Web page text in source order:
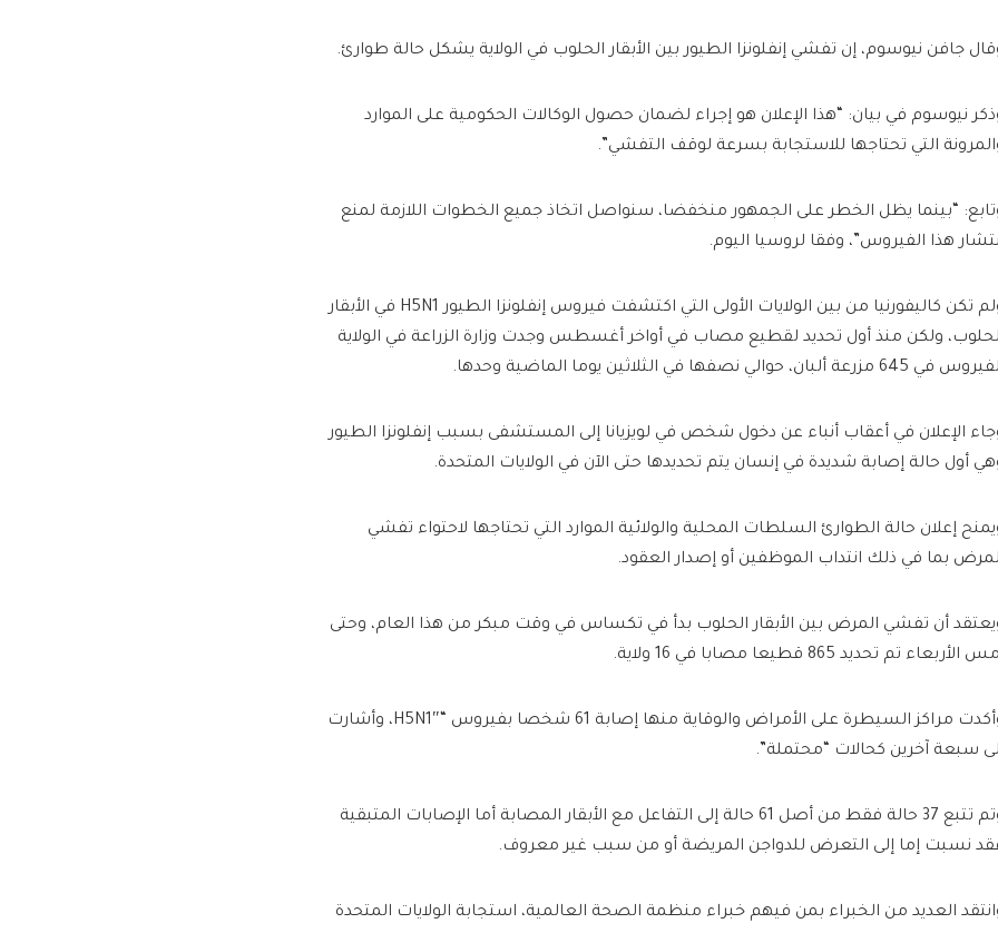
جافن نيوسوم، إن تفشي إنفلونزا الطيور بين الأبقار الحلوب في الولاية يشكل حالة طوارئ.
نيوسوم في بيان: “هذا الإعلان هو إجراء لضمان حصول الوكالات الحكومية على الموارد
التي تحتاجها للاستجابة بسرعة لوقف التفشي”.
“بينما يظل الخطر على الجمهور منخفضا، سنواصل اتخاذ جميع الخطوات اللازمة لمنع
هذا الفيروس”، وفقا لروسيا اليوم.
ولم تكن كاليفورنيا من بين الولايات الأولى التي اكتشفت فيروس إنفلونزا الطيور H5N1 في الأبقار
ولكن منذ أول تحديد لقطيع مصاب في أواخر أغسطس وجدت وزارة الزراعة في الولاية
في 645 مزرعة ألبان، حوالي نصفها في الثلاثين يوما الماضية وحدها.
الإعلان في أعقاب أنباء عن دخول شخص في لويزيانا إلى المستشفى بسبب إنفلونزا الطيور
أول حالة إصابة شديدة في إنسان يتم تحديدها حتى الآن في الولايات المتحدة.
إعلان حالة الطوارئ السلطات المحلية والولائية الموارد التي تحتاجها لاحتواء تفشي
بما في ذلك انتداب الموظفين أو إصدار العقود.
أن تفشي المرض بين الأبقار الحلوب بدأ في تكساس في وقت مبكر من هذا العام، وحتى
الأربعاء تم تحديد 865 قطيعا مصابا في 16 ولاية.
وأكدت مراكز السيطرة على الأمراض والوقاية منها إصابة 61 شخصا بفيروس “H5N1″، وأشارت
سبعة آخرين كحالات “محتملة”.
وتم تتبع 37 حالة فقط من أصل 61 حالة إلى التفاعل مع الأبقار المصابة أما الإصابات المتبقية
نسبت إما إلى التعرض للدواجن المريضة أو من سبب غير معروف.
العديد من الخبراء بمن فيهم خبراء منظمة الصحة العالمية، استجابة الولايات المتحدة